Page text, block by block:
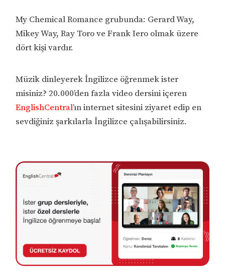
My Chemical Romance grubunda: Gerard Way,
Mikey Way, Ray Toro ve Frank Iero olmak üzere
dört kişi vardır.
Müzik dinleyerek İngilizce öğrenmek ister
misiniz? 20.000’den fazla video dersini içeren
EnglishCentral’ın internet sitesini ziyaret edip en
sevdiğiniz şarkılarla İngilizce çalışabilirsiniz.